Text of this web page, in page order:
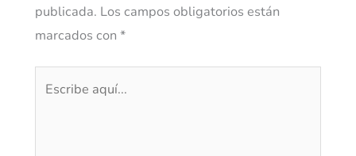
publicada. Los campos obligatorios están
marcados con *